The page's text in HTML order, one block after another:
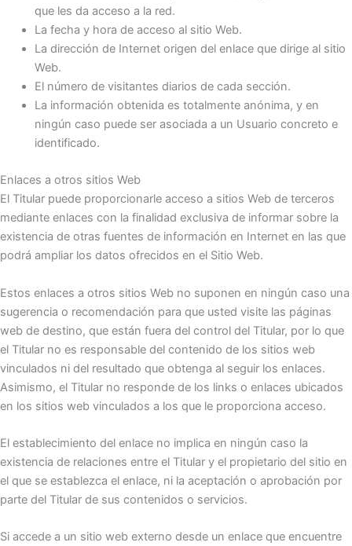
que les da acceso a la red.
La fecha y hora de acceso al sitio Web.
La dirección de Internet origen del enlace que dirige al sitio
Web.
El número de visitantes diarios de cada sección.
La información obtenida es totalmente anónima, y en
ningún caso puede ser asociada a un Usuario concreto e
identificado.
Enlaces a otros sitios Web
El Titular puede proporcionarle acceso a sitios Web de terceros
mediante enlaces con la finalidad exclusiva de informar sobre la
existencia de otras fuentes de información en Internet en las que
podrá ampliar los datos ofrecidos en el Sitio Web.
Estos enlaces a otros sitios Web no suponen en ningún caso una
sugerencia o recomendación para que usted visite las páginas
web de destino, que están fuera del control del Titular, por lo que
el Titular no es responsable del contenido de los sitios web
vinculados ni del resultado que obtenga al seguir los enlaces.
Asimismo, el Titular no responde de los links o enlaces ubicados
en los sitios web vinculados a los que le proporciona acceso.
El establecimiento del enlace no implica en ningún caso la
existencia de relaciones entre el Titular y el propietario del sitio en
el que se establezca el enlace, ni la aceptación o aprobación por
parte del Titular de sus contenidos o servicios.
Si accede a un sitio web externo desde un enlace que encuentre